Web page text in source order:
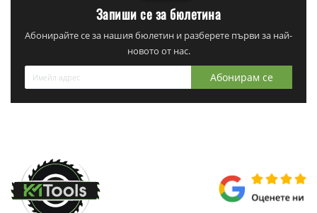
Запиши се за бюлетина
Абонирайте се за нашия бюлетин и разберете първи за най-
новото от нас.
Абонирам се